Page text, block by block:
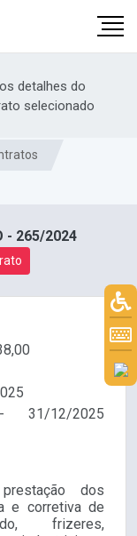
detalhes do
selecionado
- 265/2024
31/12/2025
dos
e corretiva de
frizeres,